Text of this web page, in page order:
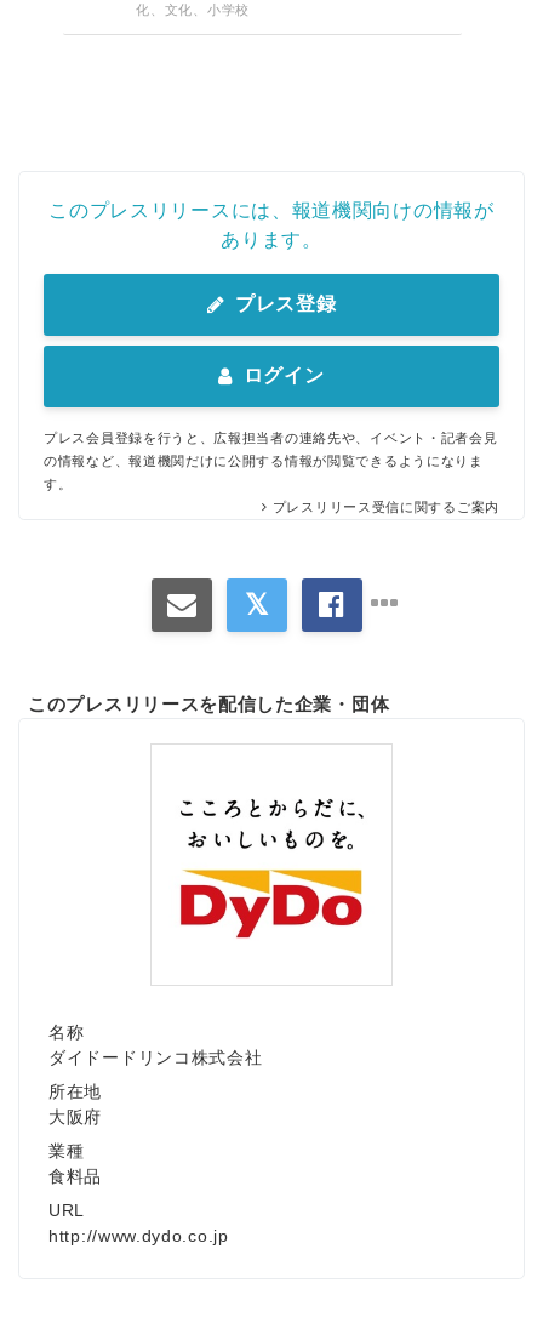
化、文化、小学校
このプレスリリースには、報道機関向けの情報が
あります。
プレス登録
ログイン
プレス会員登録を行うと、広報担当者の連絡先や、イベント・記者会見
の情報など、報道機関だけに公開する情報が閲覧できるようになりま
す。
プレスリリース受信に関するご案内
このプレスリリースを配信した企業・団体
名称
ダイドードリンコ株式会社
所在地
大阪府
業種
食料品
URL
http://www.dydo.co.jp